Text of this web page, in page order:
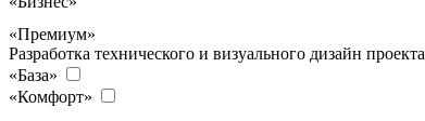
«Премиум»
Разработка технического и визуального дизайн проекта
«База»
«Комфорт»